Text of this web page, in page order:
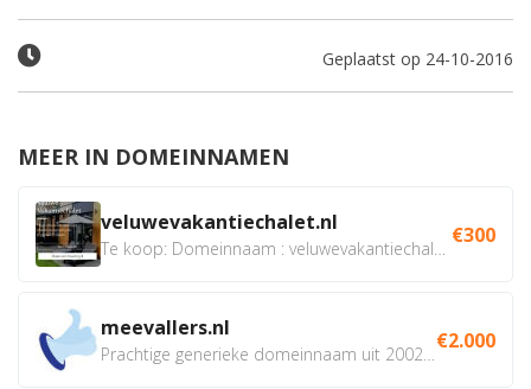
Geplaatst op 24-10-2016
MEER IN DOMEINNAMEN
veluwevakantiechalet.nl €300
meevallers.nl €2.000